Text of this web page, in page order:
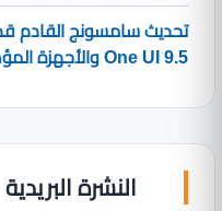
تحديث سامسونج القادم قد
One UI 9.5 والأجهزة المؤهلة
النشرة البريدية